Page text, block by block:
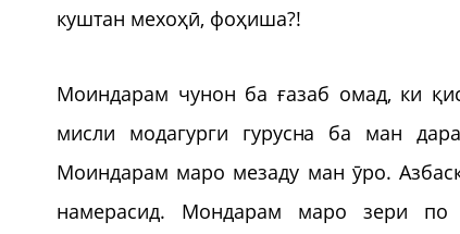
куштан мехоҳӣ, фоҳиша?!
Моиндарам чунон ба ғазаб омад, ки
мисли модагурги гурусна ба ман
Моиндарам маро мезаду ман ӯро.
намерасид. Мондарам маро зери по